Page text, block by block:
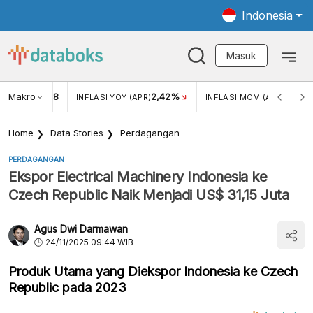
Indonesia
Masuk
Makro
USD/IDR 18 INFLASI YOY (APR)2,42% INFLASI MOM (APR) 0,13%
Home Data Stories Perdagangan
PERDAGANGAN
Ekspor Electrical Machinery Indonesia ke
Czech Republic Naik Menjadi US$ 31,15 Juta
Agus Dwi Darmawan
24/11/2025 09:44 WIB
Produk Utama yang Diekspor Indonesia ke Czech
Republic pada 2023